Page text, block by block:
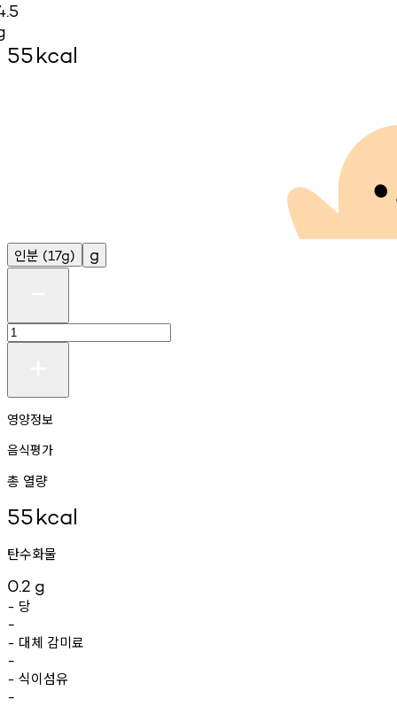
55kcal
인분 (17g) g
영양정보
음식평가
총 열량
55kcal
탄수화물
0.2 g
- 당
-
- 대체 감미료
-
- 식이섬유
-